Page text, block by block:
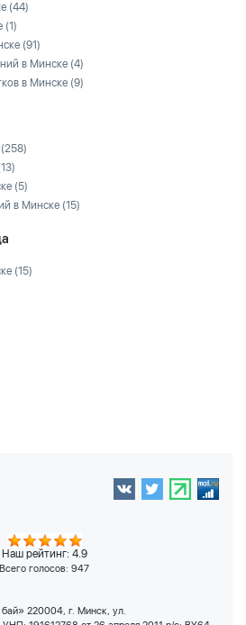
(44)
(1)
(91)
в Минске (4)
в Минске (9)
(258)
(5)
в Минске (15)
(15)
Наш рейтинг: 4.9
Всего голосов: 947
220004, г. Минск, ул.